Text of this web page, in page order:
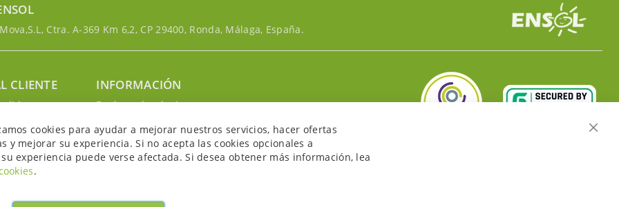
Ctra. A-369 Km 6,2, CP 29400, Ronda, Málaga, España.
CLIENTE INFORMACIÓN
Envíos y devoluciones
Política de cookies
Aviso legal y condiciones
cookies para ayudar a mejorar nuestros servicios, hacer ofertas
y mejorar su experiencia. Si no acepta las cookies opcionales a
experiencia puede verse afectada. Si desea obtener más información, lea
.